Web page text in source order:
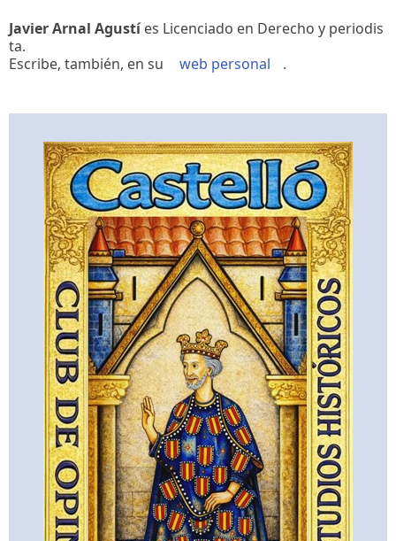
Javier Arnal Agustíes Licenciado en Derecho y periodis
ta.
Escribe, también, en su
web personal .